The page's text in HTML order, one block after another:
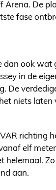
Arena. De
fase
dan ook wat
in de
De
niets
richting
elf
helemaal.
aan.